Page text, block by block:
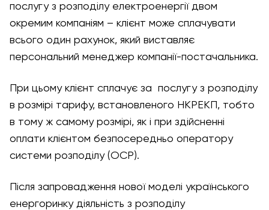
послугу з розподілу електроенергії двом
окремим компаніям – клієнт може сплачувати
всього один рахунок, який виставляє
персональний менеджер компанії-постачальника.
При цьому клієнт сплачує за послугу з розподілу
в розмірі тарифу, встановленого НКРЕКП, тобто
в тому ж самому розмірі, як і при здійсненні
оплати клієнтом безпосередньо оператору
системи розподілу (ОСР).
Після запровадження нової моделі українського
енергоринку діяльність з розподілу